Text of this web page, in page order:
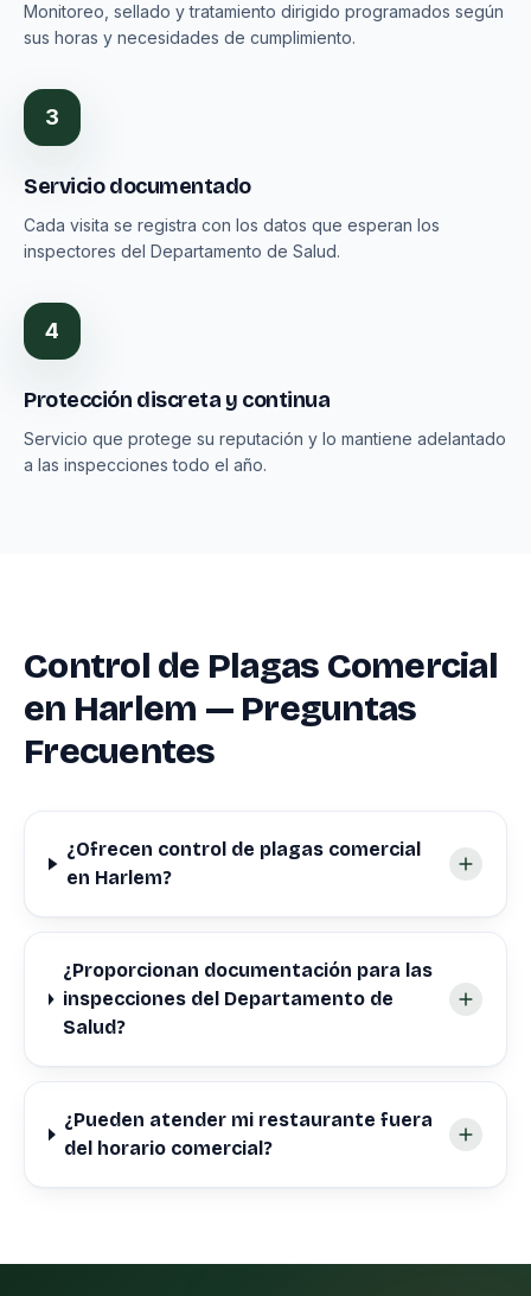
Monitoreo, sellado y tratamiento dirigido programados según
sus horas y necesidades de cumplimiento.
3
Servicio documentado
Cada visita se registra con los datos que esperan los
inspectores del Departamento de Salud.
4
Protección discreta y continua
Servicio que protege su reputación y lo mantiene adelantado
a las inspecciones todo el año.
Control de Plagas Comercial
en Harlem — Preguntas
Frecuentes
¿Ofrecen control de plagas comercial
en Harlem?
¿Proporcionan documentación para las
inspecciones del Departamento de
Salud?
¿Pueden atender mi restaurante fuera
del horario comercial?